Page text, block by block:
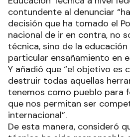
contundente al denunciar
decisión que ha tomado el
nacional de ir en contra, no
técnica, sino de la educación
particular ensañamiento en
Y añadió que “el objetivo es
destruir todas aquellas
tenemos como pueblo para
que nos permitan ser
internacional”.
De esta manera, consideró